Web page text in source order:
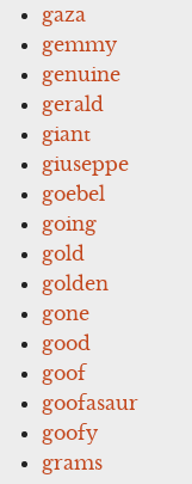
gaza
gemmy
genuine
gerald
giant
giuseppe
goebel
going
gold
golden
gone
good
goof
goofasaur
goofy
grams